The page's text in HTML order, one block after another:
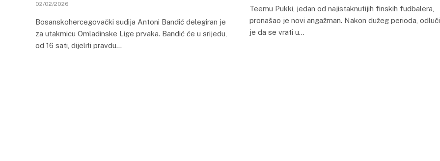
02/02/2026
Bosanskohercegovački sudija Antoni Bandić delegiran je
za utakmicu Omladinske Lige prvaka. Bandić će u srijedu,
od 16 sati, dijeliti pravdu…
Teemu Pukki, jedan od najistaknutijih finskih fudbalera,
pronašao je novi angažman. Nakon dužeg perioda,
je da se vrati u…